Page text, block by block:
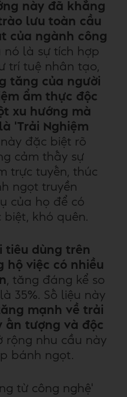
này đã khẳng
lưu toàn cầu
của ngành công
nó là sự tích hợp
trí tuệ nhân tạo,
tăng của người
ẩm thực độc
xu hướng mà
'Trải Nghiệm
đặc biệt rõ
cảm thấy sự
trực tuyến, thúc
ngọt truyền
của họ để có
biệt, khó quên.
tiêu dùng trên
hộ việc có nhiều
, tăng đáng kể so
35%. Số liệu này
mạnh về trải
ấn tượng và độc
rộng nhu cầu này
bánh ngọt.
từ công nghệ'